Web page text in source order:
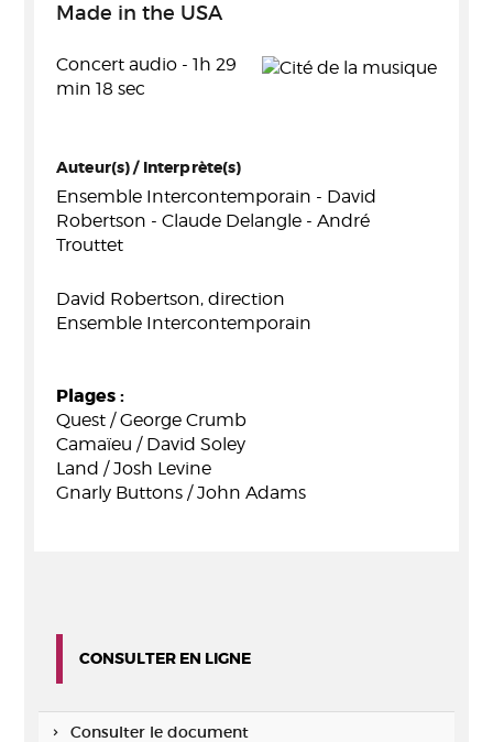
Made in the USA
Concert audio - 1h 29
min 18 sec
Auteur(s) / Interprète(s)
Ensemble Intercontemporain - David
Robertson - Claude Delangle - André
Trouttet
David Robertson, direction
Ensemble Intercontemporain
Plages :
Quest / George Crumb
Camaïeu / David Soley
Land / Josh Levine
Gnarly Buttons / John Adams
CONSULTER EN LIGNE
Consulter le document